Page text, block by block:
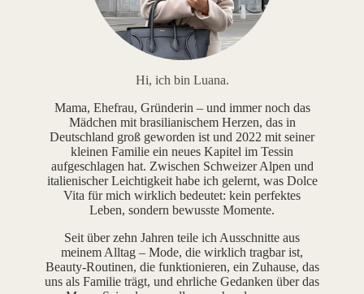
Hi, ich bin Luana.
Mama, Ehefrau, Gründerin – und immer noch das
Mädchen mit brasilianischem Herzen, das in
Deutschland groß geworden ist und 2022 mit seiner
kleinen Familie ein neues Kapitel im Tessin
aufgeschlagen hat. Zwischen Schweizer Alpen und
italienischer Leichtigkeit habe ich gelernt, was Dolce
Vita für mich wirklich bedeutet: kein perfektes
Leben, sondern bewusste Momente.
Seit über zehn Jahren teile ich Ausschnitte aus
meinem Alltag – Mode, die wirklich tragbar ist,
Beauty-Routinen, die funktionieren, ein Zuhause, das
uns als Familie trägt, und ehrliche Gedanken über das